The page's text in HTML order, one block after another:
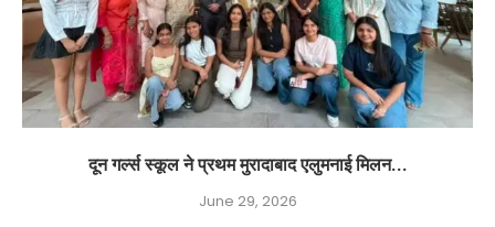
दून गर्ल्स स्कूल ने प्रथम मुरादाबाद एलुमनाई मिलन...
June 29, 2026